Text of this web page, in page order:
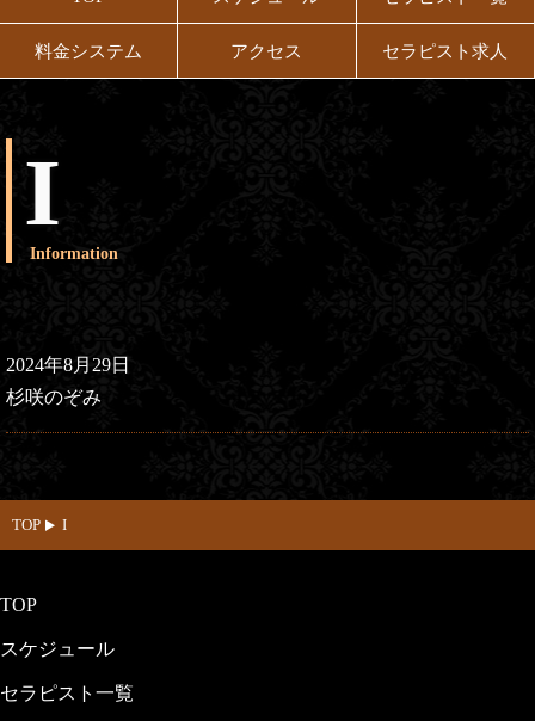
料金システム アクセス セラピスト求人
I
Information
2024年8月29日
杉咲のぞみ
TOP I
TOP
スケジュール
セラピスト一覧